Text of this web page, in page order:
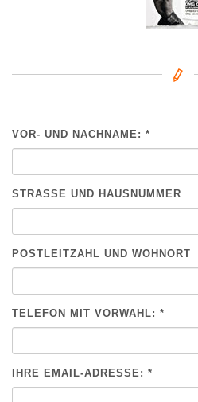
VOR- UND NACHNAME: *
STRASSE UND HAUSNUMMER
POSTLEITZAHL UND WOHNORT
TELEFON MIT VORWAHL: *
IHRE EMAIL-ADRESSE: *
BITTE NICHT AUSFÜLLEN.